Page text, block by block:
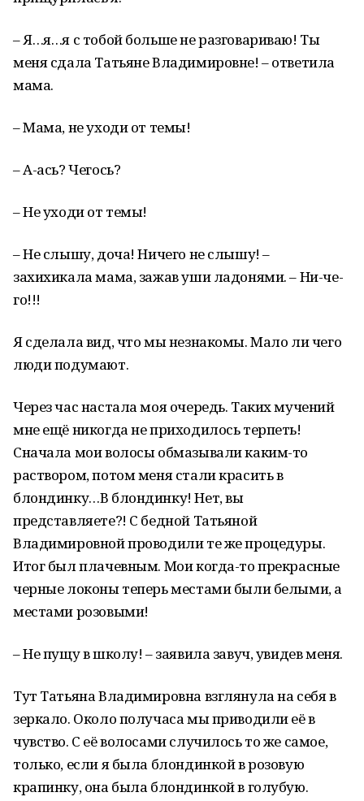
– Я…я…я с тобой больше не разговариваю! Ты
меня сдала Татьяне Владимировне! – ответила
мама.
– Мама, не уходи от темы!
– А-ась? Чегось?
– Не уходи от темы!
– Не слышу, доча! Ничего не слышу! –
захихикала мама, зажав уши ладонями. – Ни-че-
го!!!
Я сделала вид, что мы незнакомы. Мало ли чего
люди подумают.
Через час настала моя очередь. Таких мучений
мне ещё никогда не приходилось терпеть!
Сначала мои волосы обмазывали каким-то
раствором, потом меня стали красить в
блондинку…В блондинку! Нет, вы
представляете?! С бедной Татьяной
Владимировной проводили те же процедуры.
Итог был плачевным. Мои когда-то прекрасные
черные локоны теперь местами были белыми, а
местами розовыми!
– Не пущу в школу! – заявила завуч, увидев меня.
Тут Татьяна Владимировна взглянула на себя в
зеркало. Около получаса мы приводили её в
чувство. С её волосами случилось то же самое,
только, если я была блондинкой в розовую
крапинку, она была блондинкой в голубую.